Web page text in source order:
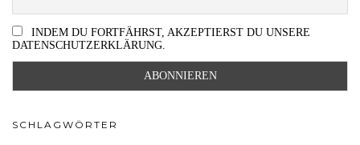
INDEM DU FORTFÄHRST, AKZEPTIERST DU UNSERE
DATENSCHUTZERKLÄRUNG.
SCHLAGWÖRTER